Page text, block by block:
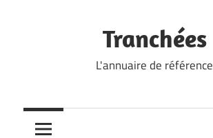
Tranchées
L'annuaire de référence